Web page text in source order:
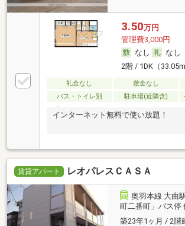
3.50万円
管理費3,000円
なし
なし
2階 / 1DK（33.05m
礼金なし 敷金なし
バス・トイレ別
駐車場(近隣含)
インターネット無料で使い放題！
賃貸アパート レオパレスＣＡＳＡ
奥羽本線 大曲
町二番町」バス停
築23年1ヶ月 / 2階